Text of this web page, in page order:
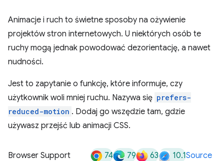
Animacje i ruch to świetne sposoby na ożywienie
projektów stron internetowych. U niektórych osób te
ruchy mogą jednak powodować dezorientację, a nawet
nudności.
Jest to zapytanie o funkcję, które informuje, czy
użytkownik woli mniej ruchu. Nazywa się prefers-
reduced-motion . Dodaj go wszędzie tam, gdzie
używasz przejść lub animacji CSS.
Browser Support 74 79 63 10.1Source